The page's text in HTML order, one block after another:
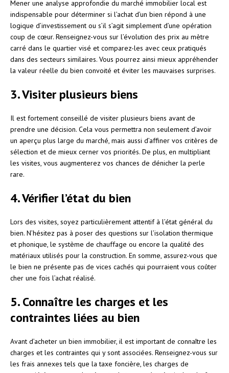
Mener une analyse approfondie du marché immobilier local est
indispensable pour déterminer si l’achat d’un bien répond à une
logique d’investissement ou s’il s’agit simplement d’une opération
coup de cœur. Renseignez-vous sur l’évolution des prix au mètre
carré dans le quartier visé et comparez-les avec ceux pratiqués
dans des secteurs similaires. Vous pourrez ainsi mieux appréhender
la valeur réelle du bien convoité et éviter les mauvaises surprises.
3. Visiter plusieurs biens
Il est fortement conseillé de visiter plusieurs biens avant de
prendre une décision. Cela vous permettra non seulement d’avoir
un aperçu plus large du marché, mais aussi d’affiner vos critères de
sélection et de mieux cerner vos priorités. De plus, en multipliant
les visites, vous augmenterez vos chances de dénicher la perle
rare.
4. Vérifier l’état du bien
Lors des visites, soyez particulièrement attentif à l’état général du
bien. N’hésitez pas à poser des questions sur l’isolation thermique
et phonique, le système de chauffage ou encore la qualité des
matériaux utilisés pour la construction. En somme, assurez-vous que
le bien ne présente pas de vices cachés qui pourraient vous coûter
cher une fois l’achat réalisé.
5. Connaître les charges et les
contraintes liées au bien
Avant d’acheter un bien immobilier, il est important de connaître les
charges et les contraintes qui y sont associées. Renseignez-vous sur
les frais annexes tels que la taxe foncière, les charges de